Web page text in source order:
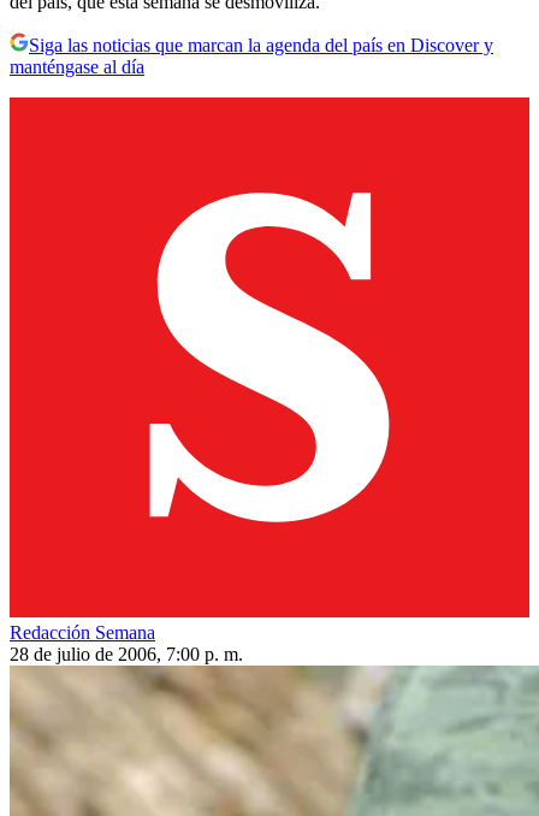
Siga las noticias que marcan la agenda del país en Discover y
manténgase al día
Redacción Semana
28 de julio de 2006, 7:00 p. m.